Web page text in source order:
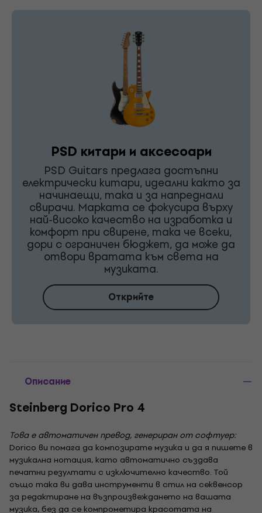
PSD китари и аксесоари
PSD Guitars предлага достъпни
електрически китари, идеални както за
начинаещи, така и за напреднали
свирачи. Марката се фокусира върху
най-високо качество на изработка и
комфорт при свирене, така че всеки,
дори с ограничен бюджет, да може да
отвори вратата към света на
музиката.
Открийте
Описание
Steinberg Dorico Pro 4
Това е автоматичен превод, генериран от софтуер:
Dorico ви помага да композирате музика и да я пишете в
музикална нотация, като автоматично създава
печатни резултати с изключително качество. Той
също така ви дава инструменти в стил на секвенсор
за редактиране на възпроизвеждането на вашата
музика, без да се компрометира красотата на